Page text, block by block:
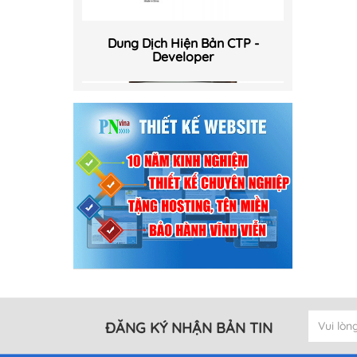
Dung Dịch Hiện Bản CTP -
Developer
Dung Dịch Hiện Bản CTP -
ĐĂNG KÝ NHẬN BẢN TIN